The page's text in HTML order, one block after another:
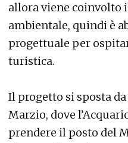
allora viene coinvolto
ambientale, quindi è
progettuale per
turistica.
Il progetto si sposta
Marzio, dove
prendere il posto del